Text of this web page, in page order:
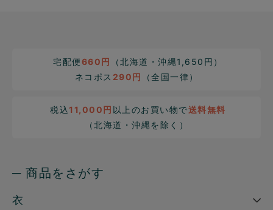
宅配便660円
（北海道・沖縄1,650円）
ネコポス 290円 （全国一律）
税込11,000円 以上のお買い物で送料無料
（北海道・沖縄を除く）
─ 商品をさがす
衣